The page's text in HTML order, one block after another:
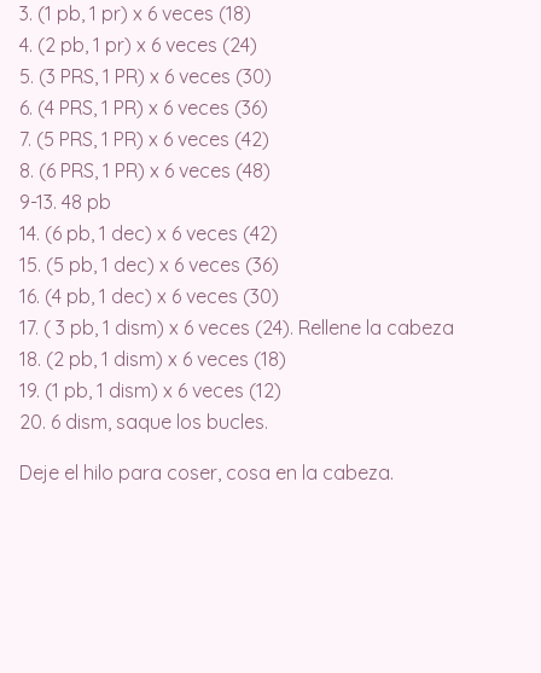
3. (1 pb, 1 pr) x 6 veces (18)
4. (2 pb, 1 pr) x 6 veces (24)
5. (3 PRS, 1 PR) x 6 veces (30)
6. (4 PRS, 1 PR) x 6 veces (36)
7. (5 PRS, 1 PR) x 6 veces (42)
8. (6 PRS, 1 PR) x 6 veces (48)
9-13. 48 pb
14. (6 pb, 1 dec) x 6 veces (42)
15. (5 pb, 1 dec) x 6 veces (36)
16. (4 pb, 1 dec) x 6 veces (30)
17. ( 3 pb, 1 dism) x 6 veces (24). Rellene la cabeza
18. (2 pb, 1 dism) x 6 veces (18)
19. (1 pb, 1 dism) x 6 veces (12)
20. 6 dism, saque los bucles.
Deje el hilo para coser, cosa en la cabeza.